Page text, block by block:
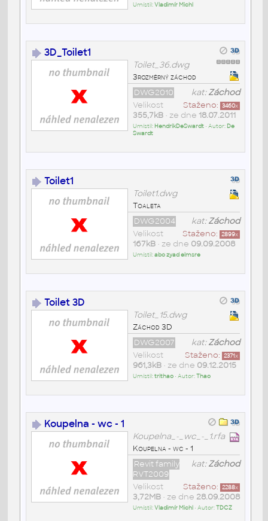
Umístil:Vladimír Michl
3D_Toilet1
Toilet_36.dwg
3rozměrný záchod
kat:Záchod
DWG2010
Staženo: 3460x
Velikost
355,7kB• ze dne 18.07.2011
Umístil: HendrikDeSwardt• Autor: De
Swardt
Toilet1
Toilet1.dwg
Toaleta
kat:Záchod
DWG2004
Staženo: 2899x
Velikost
167kB• ze dne 09.09.2008
Umístil:abo zyad elmsre
Toilet 3D
Toilet_15.dwg
Záchod 3D
kat:Záchod
DWG2007
Staženo: 2371x
Velikost
961,3kB• ze dne 09.12.2015
Umístil:trithao• Autor:Thao
Koupelna - wc - 1
Koupelna_-_wc_-_1.rfa
Koupelna - wc - 1
kat:Záchod
Revit family
RVT2009
Staženo: 2288x
Velikost
3,72MB• ze dne 28.09.2008
Umístil:Vladimír Michl • Autor:TDCZ